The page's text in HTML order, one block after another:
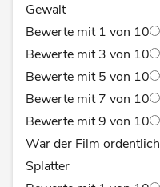
Gewalt
Bewerte mit 1 von 10
Bewerte mit 3 von 10
Bewerte mit 5 von 10
Bewerte mit 7 von 10
Bewerte mit 9 von 10
War der Film
Splatter